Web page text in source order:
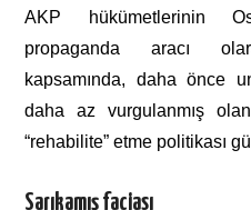
AKP hükümetlerinin
propaganda aracı
kapsamında, daha önce
daha az vurgulanmış
“rehabilite” etme politikası
Sarıkamış faciası